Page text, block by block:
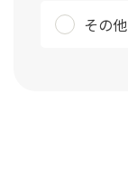
その他